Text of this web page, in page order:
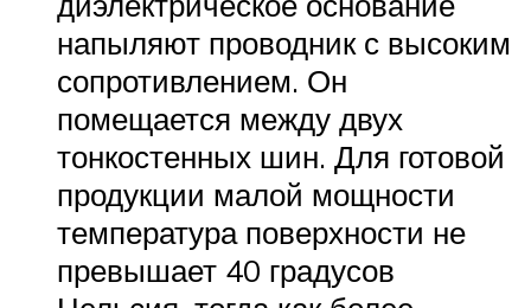
напыляют проводник с высоким
сопротивлением. Он
помещается между двух
тонкостенных шин. Для готовой
продукции малой мощности
температура поверхности не
превышает 40 градусов